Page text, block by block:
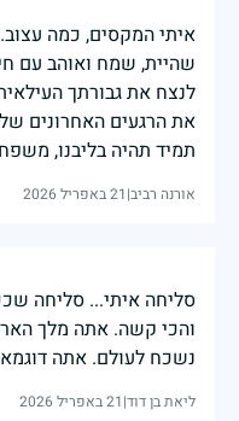
איתי המקסים, כמה
שהיית, שמח ואוהב עם
לנצח את גבורתך
את הרגעים האחרונים
תמיד תהיה בליבנו,
אורנה רביב|21 באפריל 2026
סליחה איתי... סליחה
והכי קשה. אתה מלך
נשכח לעולם. אתה
ליאת בן דוד|21 באפריל 2026